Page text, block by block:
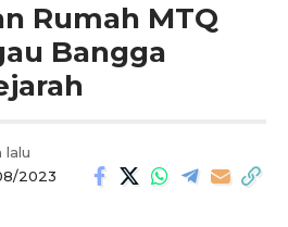
Rumah MTQ
Bangga
2023
lalu